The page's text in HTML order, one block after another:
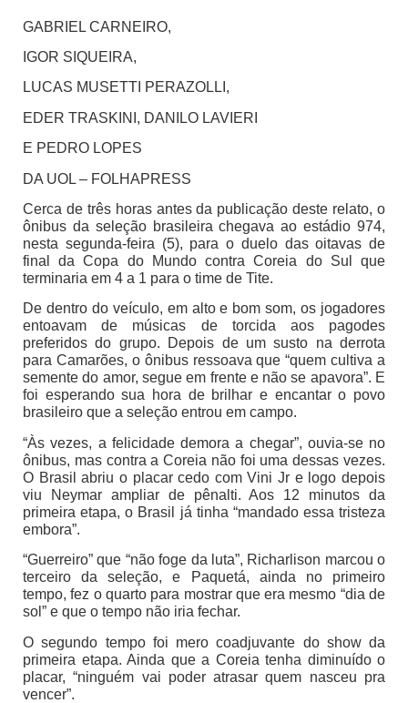
GABRIEL CARNEIRO,
IGOR SIQUEIRA,
LUCAS MUSETTI PERAZOLLI,
EDER TRASKINI, DANILO LAVIERI
E PEDRO LOPES
DA UOL – FOLHAPRESS
Cerca de três horas antes da publicação deste relato, o
ônibus da seleção brasileira chegava ao estádio 974,
nesta segunda-feira (5), para o duelo das oitavas de
final da Copa do Mundo contra Coreia do Sul que
terminaria em 4 a 1 para o time de Tite.
De dentro do veículo, em alto e bom som, os jogadores
entoavam de músicas de torcida aos pagodes
preferidos do grupo. Depois de um susto na derrota
para Camarões, o ônibus ressoava que “quem cultiva a
semente do amor, segue em frente e não se apavora”. E
foi esperando sua hora de brilhar e encantar o povo
brasileiro que a seleção entrou em campo.
“Às vezes, a felicidade demora a chegar”, ouvia-se no
ônibus, mas contra a Coreia não foi uma dessas vezes.
O Brasil abriu o placar cedo com Vini Jr e logo depois
viu Neymar ampliar de pênalti. Aos 12 minutos da
primeira etapa, o Brasil já tinha “mandado essa tristeza
embora”.
“Guerreiro” que “não foge da luta”, Richarlison marcou o
terceiro da seleção, e Paquetá, ainda no primeiro
tempo, fez o quarto para mostrar que era mesmo “dia de
sol” e que o tempo não iria fechar.
O segundo tempo foi mero coadjuvante do show da
primeira etapa. Ainda que a Coreia tenha diminuído o
placar, “ninguém vai poder atrasar quem nasceu pra
vencer”.